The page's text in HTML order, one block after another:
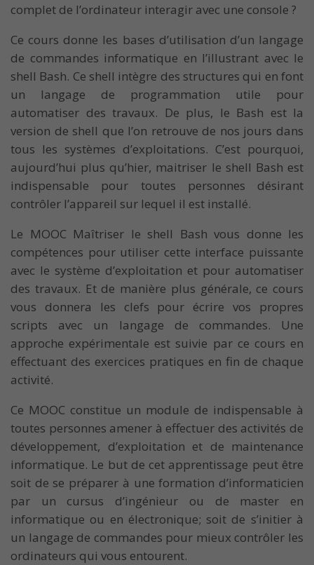
complet de l’ordinateur interagir avec une console ?
Ce cours donne les bases d’utilisation d’un langage
de commandes informatique en l’illustrant avec le
shell Bash. Ce shell intègre des structures qui en font
un langage de programmation utile pour
automatiser des travaux. De plus, le Bash est la
version de shell que l’on retrouve de nos jours dans
tous les systèmes d’exploitations. C’est pourquoi,
aujourd’hui plus qu’hier, maitriser le shell Bash est
indispensable pour toutes personnes désirant
contrôler l’appareil sur lequel il est installé.
Le MOOC Maîtriser le shell Bash vous donne les
compétences pour utiliser cette interface puissante
avec le système d’exploitation et pour automatiser
des travaux. Et de manière plus générale, ce cours
vous donnera les clefs pour écrire vos propres
scripts avec un langage de commandes. Une
approche expérimentale est suivie par ce cours en
effectuant des exercices pratiques en fin de chaque
activité.
Ce MOOC constitue un module de indispensable à
toutes personnes amener à effectuer des activités de
développement, d’exploitation et de maintenance
informatique. Le but de cet apprentissage peut être
soit de se préparer à une formation d’informaticien
par un cursus d’ingénieur ou de master en
informatique ou en électronique; soit de s’initier à
un langage de commandes pour mieux contrôler les
ordinateurs qui vous entourent.